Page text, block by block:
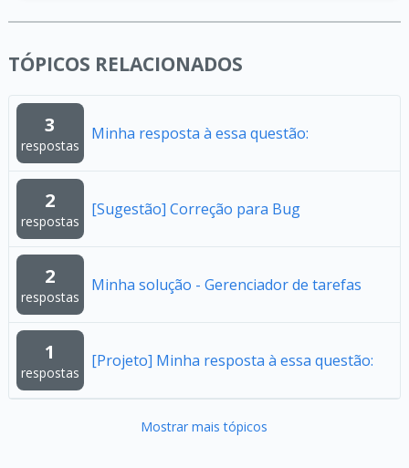
TÓPICOS RELACIONADOS
3
respostas
Minha resposta à essa questão:
2
respostas
[Sugestão] Correção para Bug
2
respostas
Minha solução - Gerenciador de tarefas
1
respostas
[Projeto] Minha resposta à essa questão:
Mostrar mais tópicos